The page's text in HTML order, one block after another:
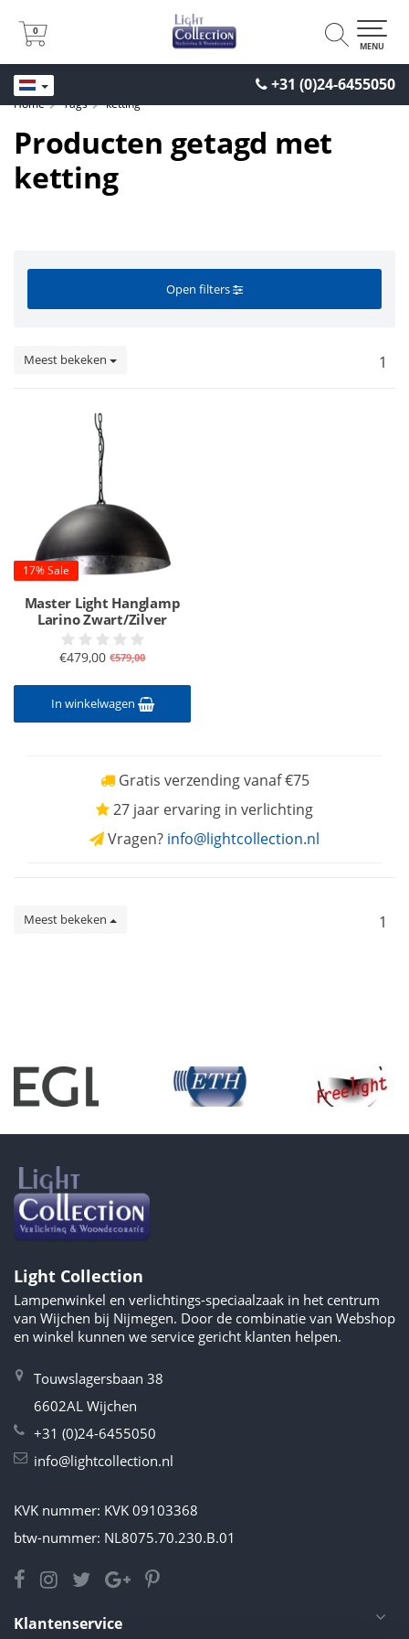
+31 (0)24-6455050
0
0
MENU
Home Tags ketting
Producten getagd met
ketting
Open filters
Meest bekeken 1
17% Sale
Master Light Hanglamp
Larino Zwart/Zilver
€479,00 €579,00
In winkelwagen
Gratis verzending vanaf €75
27 jaar ervaring in verlichting
Vragen? info@lightcollection.nl
Meest bekeken 1
Light Collection
Lampenwinkel en verlichtings-speciaalzaak in het centrum
van Wijchen bij Nijmegen. Door de combinatie van Webshop
en winkel kunnen we service gericht klanten helpen.
Touwslagersbaan 38
6602AL Wijchen
+31 (0)24-6455050
info@lightcollection.nl
KVK nummer: KVK 09103368
btw-nummer: NL8075.70.230.B.01
Klantenservice